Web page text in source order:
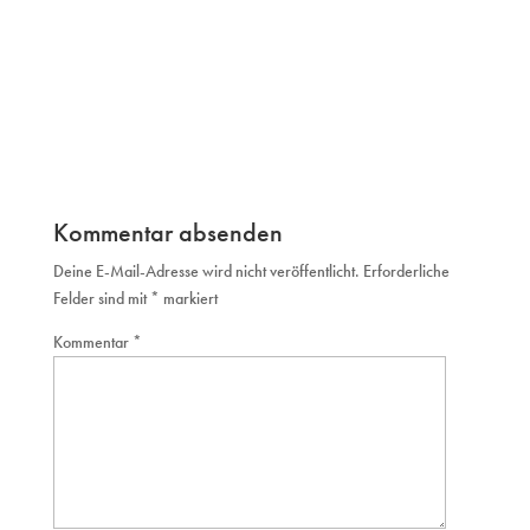
Kommentar absenden
Deine E-Mail-Adresse wird nicht veröffentlicht. Erforderliche
Felder sind mit* markiert
Kommentar *